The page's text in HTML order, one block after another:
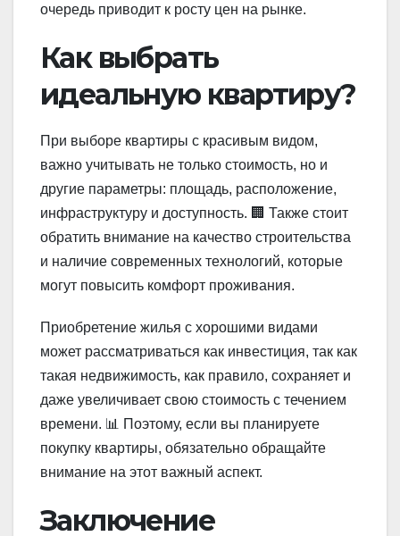
очередь приводит к росту цен на рынке.
Как выбрать
идеальную квартиру?
При выборе квартиры с красивым видом,
важно учитывать не только стоимость, но и
другие параметры: площадь, расположение,
инфраструктуру и доступность. 🏢 Также стоит
обратить внимание на качество строительства
и наличие современных технологий, которые
могут повысить комфорт проживания.
Приобретение жилья с хорошими видами
может рассматриваться как инвестиция, так как
такая недвижимость, как правило, сохраняет и
даже увеличивает свою стоимость с течением
времени. 📊 Поэтому, если вы планируете
покупку квартиры, обязательно обращайте
внимание на этот важный аспект.
Заключение